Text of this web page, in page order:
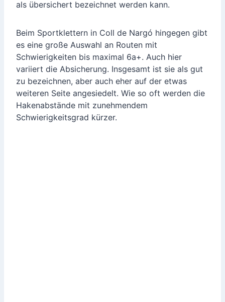
als übersichert bezeichnet werden kann.
Beim Sportklettern in Coll de Nargó hingegen gibt
es eine große Auswahl an Routen mit
Schwierigkeiten bis maximal 6a+. Auch hier
variiert die Absicherung. Insgesamt ist sie als gut
zu bezeichnen, aber auch eher auf der etwas
weiteren Seite angesiedelt. Wie so oft werden die
Hakenabstände mit zunehmendem
Schwierigkeitsgrad kürzer.